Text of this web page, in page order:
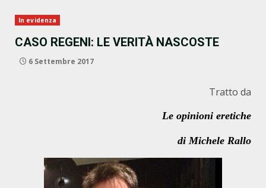
In evidenza
CASO REGENI: LE VERITÀ NASCOSTE
6 Settembre 2017
Tratto da
Le opinioni eretiche
di Michele Rallo